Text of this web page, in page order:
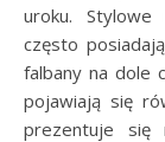
uroku.
często
falbany na dole
pojawiają się
prezentuje się